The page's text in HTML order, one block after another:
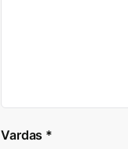
Vardas *